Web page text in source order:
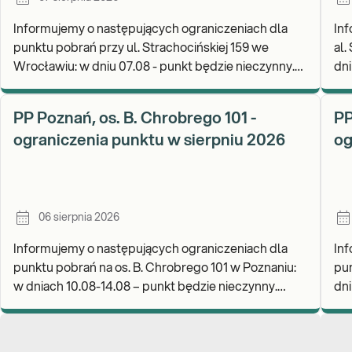
Informujemy o następujących ograniczeniach dla
punktu pobrań przy ul. Strachocińskiej 159 we
Wrocławiu: w dniu 07.08 - punkt będzie nieczynny.
al.
PP Poznań, os. B. Chrobrego 101 -
ograniczenia punktu w sierpniu 2026
06 sierpnia 2026
Informujemy o następujących ograniczeniach dla
punktu pobrań na os. B. Chrobrego 101 w Poznaniu:
w dniach 10.08-14.08 – punkt będzie nieczynny.